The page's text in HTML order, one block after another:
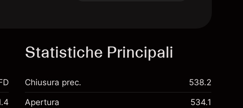
Statistiche Principali
Chiusura prec. 538.2
Apertura 534.1